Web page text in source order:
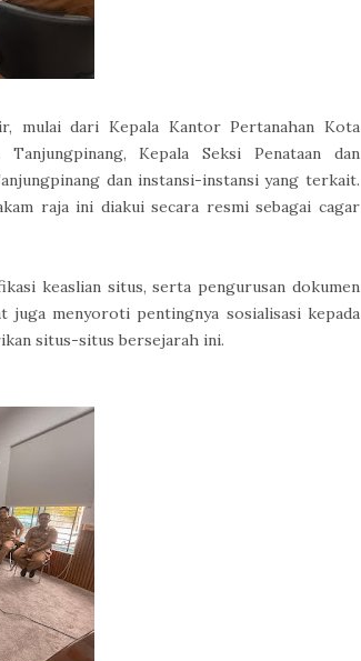
mulai dari Kepala Kantor Pertanahan Kota
Kepala Seksi Penataan dan
dan instansi-instansi yang terkait.
raja ini diakui secara resmi sebagai cagar
keaslian situs, serta pengurusan dokumen
menyoroti pentingnya sosialisasi kepada
situs-situs bersejarah ini.